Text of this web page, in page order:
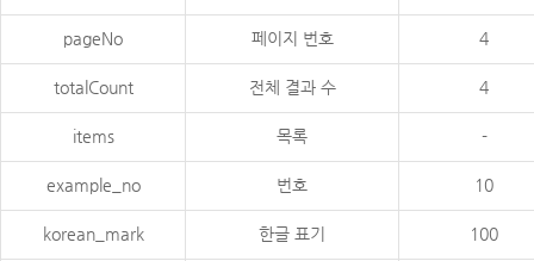
pageNo 페이지 번호 4
totalCount 전체 결과 수 4
items 목록 -
example_no 번호 10
korean_mark 한글 표기 100